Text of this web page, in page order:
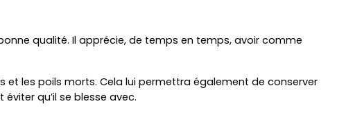
qualité. Il apprécie, de temps en temps, avoir comme
les poils morts. Cela lui permettra également de conserver
qu’il se blesse avec.